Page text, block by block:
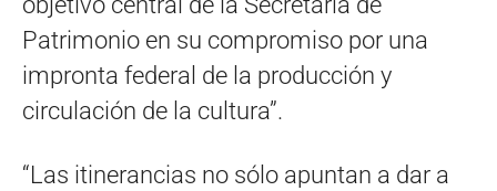
Patrimonio en su compromiso por una
impronta federal de la producción y
circulación de la cultura”.
“Las itinerancias no sólo apuntan a dar a